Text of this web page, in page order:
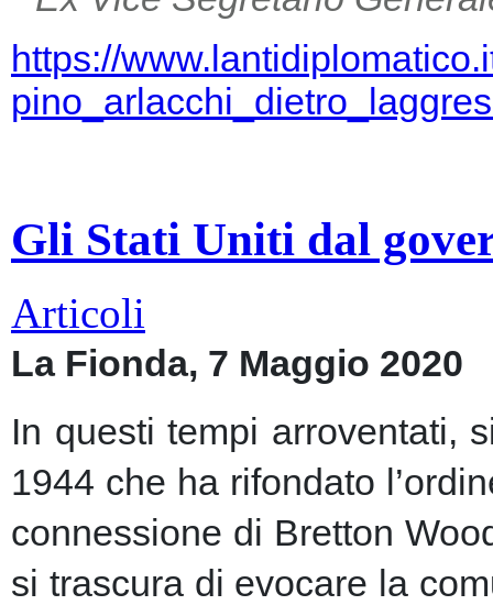
https://
Gli Stati Uniti dal
Articoli
La Fionda, 7 Maggio 2020
In questi tempi arroventati,
1944 che ha rifondato
connessione di Bretton
si trascura di evocare la